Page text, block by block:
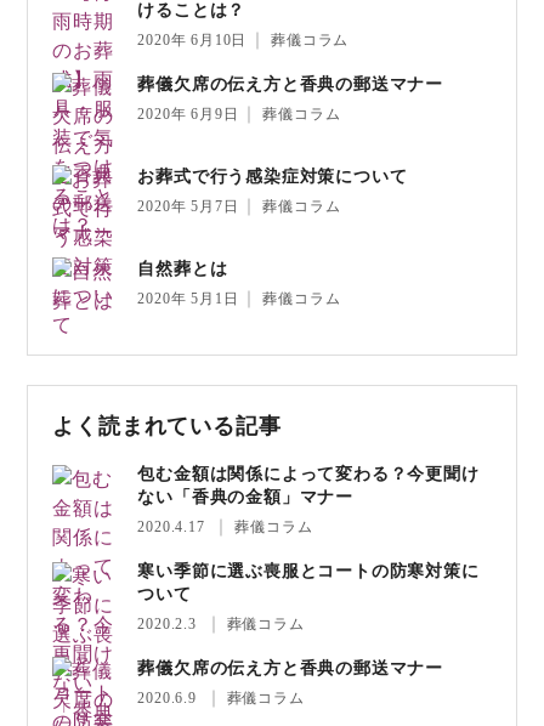
けることは？
2020年 6月10日 葬儀コラム
葬儀欠席の伝え方と香典の郵送マナー
2020年 6月9日 葬儀コラム
お葬式で行う感染症対策について
2020年 5月7日 葬儀コラム
自然葬とは
2020年 5月1日 葬儀コラム
よく読まれている記事
包む金額は関係によって変わる？今更聞け
ない「香典の金額」マナー
2020.4.17 葬儀コラム
寒い季節に選ぶ喪服とコートの防寒対策に
ついて
2020.2.3 葬儀コラム
葬儀欠席の伝え方と香典の郵送マナー
2020.6.9 葬儀コラム